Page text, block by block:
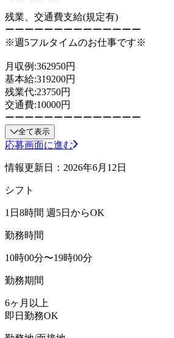
残業、交通費支給(規定有)
ーーーーーーーーーーーーーー
※週5フルタイムのお仕事です※
月収例:362950円
基本給:319200円
残業代:23750円
交通費:10000円
ーーーーーーーーーーーーーー
全て表示
応募画面に進む
情報更新日：2026年6月12日
シフト
1日8時間 週5日からOK
勤務時間
10時00分〜19時00分
勤務期間
6ヶ月以上
即日勤務OK